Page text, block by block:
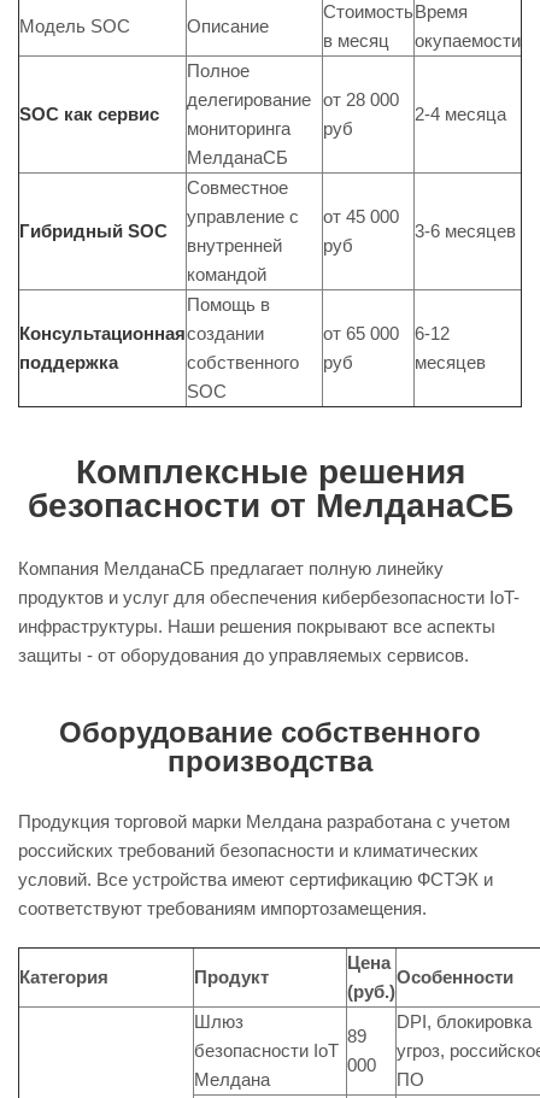
Модель SOC Описание
Стоимость
в месяц
Время
окупаемости
SOC как сервис
Полное
делегирование
мониторинга
МелданаСБ
от 28 000
руб
2-4 месяца
Гибридный SOC
Совместное
управление с
внутренней
командой
от 45 000
руб
3-6 месяцев
Консультационная
поддержка
Помощь в
создании
собственного
SOC
от 65 000
руб
6-12
месяцев
Комплексные решения
безопасности от МелданаСБ
Компания МелданаСБ предлагает полную линейку
продуктов и услуг для обеспечения кибербезопасности IoT-
инфраструктуры. Наши решения покрывают все аспекты
защиты - от оборудования до управляемых сервисов.
Оборудование собственного
производства
Продукция торговой марки Мелдана разработана с учетом
российских требований безопасности и климатических
условий. Все устройства имеют сертификацию ФСТЭК и
соответствуют требованиям импортозамещения.
Категория Продукт
Цена
(руб.)
Особенности
Шлюз
безопасности IoT
Мелдана
89
000
DPI, блокировка
угроз,
ПО